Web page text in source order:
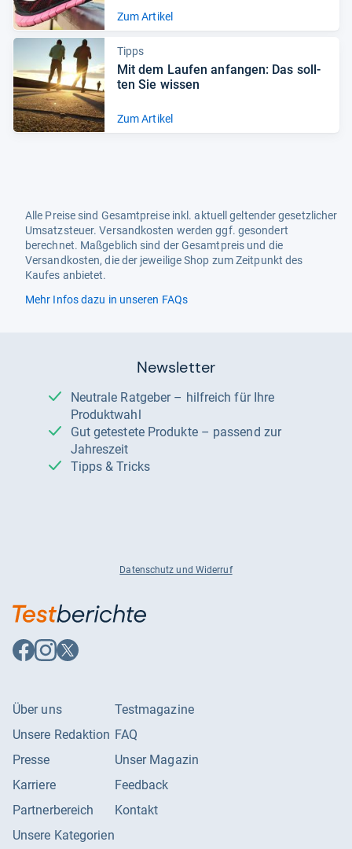
Zum Artikel
Tipps
Mit dem Lau­fen anfan­gen: Das soll­
ten Sie wis­sen
Zum Artikel
Alle Preise sind Gesamtpreise inkl. aktuell geltender gesetzlicher
Umsatzsteuer. Versandkosten werden ggf. gesondert
berechnet. Maßgeblich sind der Gesamtpreis und die
Versandkosten, die der jeweilige Shop zum Zeitpunkt des
Kaufes anbietet.
Mehr Infos dazu in unseren FAQs
Newsletter
Neutrale Ratgeber – hilfreich für Ihre
Produktwahl
Gut getestete Produkte – passend zur
Jahreszeit
Tipps & Tricks
Datenschutz und Widerruf
Auf
Facebook
Auf
Instagram
Auf
X
Über uns
Unsere Redaktion
Presse
Karriere
Partnerbereich
Unsere Kategorien
Testmagazine
FAQ
Unser Magazin
Feedback
Kontakt